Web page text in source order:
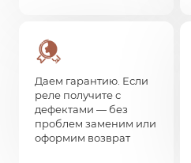
Даем гарантию. Если
реле получите с
дефектами — без
проблем заменим или
оформим возврат